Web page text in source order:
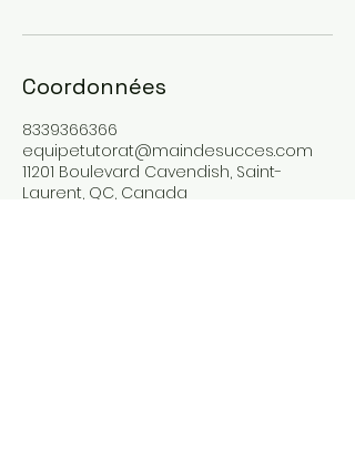
Coordonnées
8339366366
equipetutorat@maindesucces.com
11201 Boulevard Cavendish, Saint-
Laurent, QC, Canada